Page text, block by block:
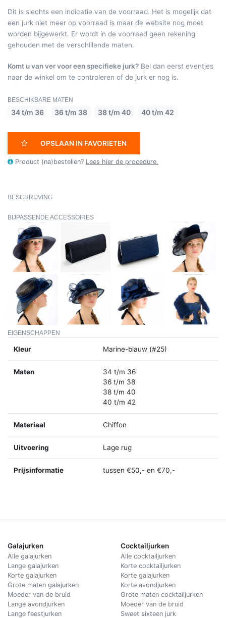
Dit is slechts een indicatie van de voorraad. Het is mogelijk dat
een jurk niet meer op voorraad is maar de website nog moet
worden bijgewerkt. Er wordt in de voorraad geen rekening
gehouden met de verschillende maten.
Komt u van ver voor een specifieke jurk? Bel dan eerst eventjes
naar de winkel om te controleren of de jurk er nog is.
BESCHIKBARE MATEN
34 t/m 36 36 t/m 38 38 t/m 40 40 t/m 42
OPSLAAN IN FAVORIETEN
Product (na)bestellen? Lees hier de procedure.
BESCHRIJVING
BIJPASSENDE ACCESSOIRES
EIGENSCHAPPEN
Kleur Marine-blauw (#25)
Maten
34 t/m 36
36 t/m 38
38 t/m 40
40 t/m 42
Materiaal Chiffon
Uitvoering Lage rug
Prijsinformatie tussen €50,- en €70,-
Galajurken
Alle galajurken
Lange galajurken
Korte galajurken
Grote maten galajurken
Moeder van de bruid
Lange avondjurken
Lange feestjurken
Cocktailjurken
Alle cocktailjurken
Korte cocktailjurken
Korte galajurken
Korte avondjurken
Grote maten cocktailjurken
Moeder van de bruid
Sweet sixteen jurk